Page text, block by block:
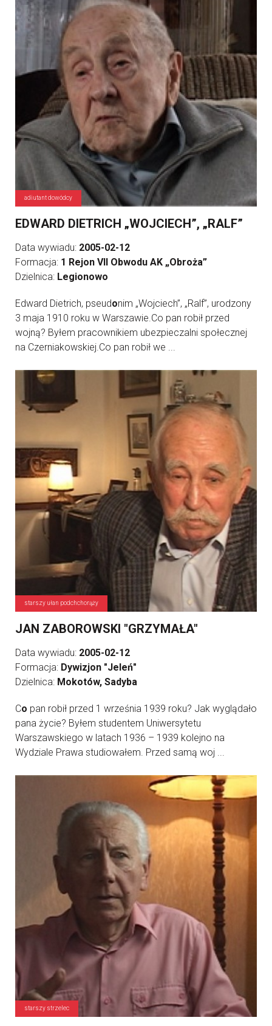
adiutant dowódcy
EDWARD DIETRICH „WOJCIECH”, „RALF”
Data wywiadu: 2005-02-12
Formacja: 1 Rejon VII Obwodu AK „Obroża”
Dzielnica: Legionowo
Edward Dietrich, pseudonim „Wojciech”, „Ralf”, urodzony
3 maja 1910 roku w Warszawie.Co pan robił przed
wojną? Byłem pracownikiem ubezpieczalni społecznej
na Czerniakowskiej.Co pan robił we ...
starszy ułan podchchorąży
JAN ZABOROWSKI "GRZYMAŁA"
Data wywiadu: 2005-02-12
Formacja: Dywizjon "Jeleń"
Dzielnica: Mokotów, Sadyba
Co pan robił przed 1 września 1939 roku? Jak wyglądało
pana życie? Byłem studentem Uniwersytetu
Warszawskiego w latach 1936 – 1939 kolejno na
Wydziale Prawa studiowałem. Przed samą woj ...
starszy strzelec